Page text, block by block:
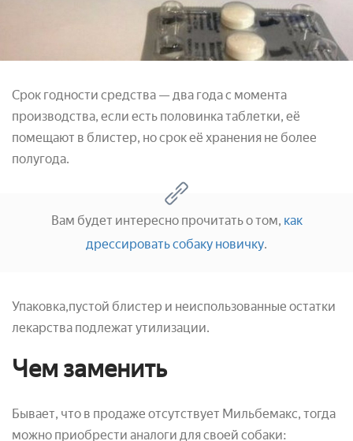
Срок годности средства — два года с момента
производства, если есть половинка таблетки, её
помещают в блистер, но срок её хранения не более
полугода.
Вам будет интересно прочитать о том, как
дрессировать собаку новичку.
Упаковка,пустой блистер и неиспользованные остатки
лекарства подлежат утилизации.
Чем заменить
Бывает, что в продаже отсутствует Мильбемакс, тогда
можно приобрести аналоги для своей собаки: